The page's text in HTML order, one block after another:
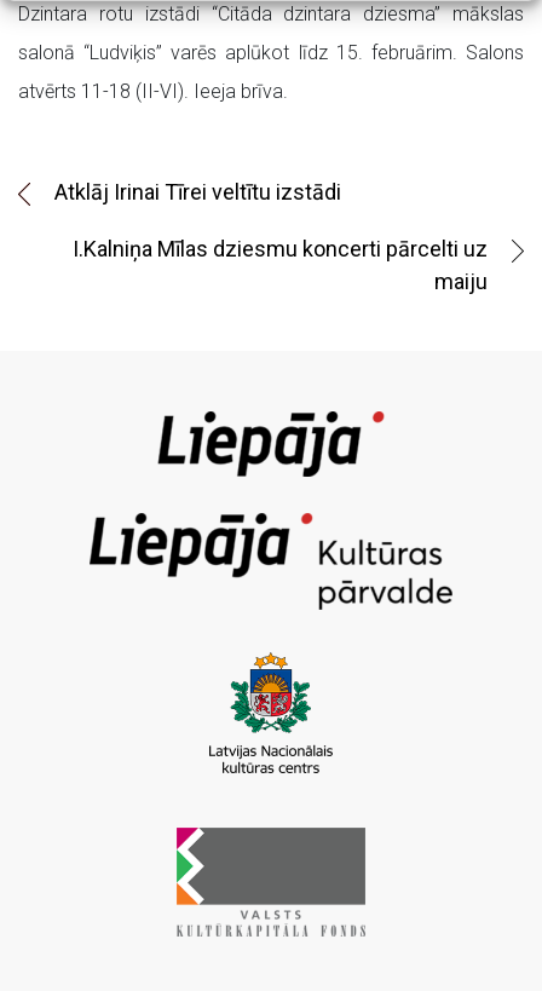
Dzintara rotu izstādi “Citāda dzintara dziesma” mākslas
salonā “Ludviķis” varēs aplūkot līdz 15. februārim. Salons
atvērts 11-18 (II-VI). Ieeja brīva.
Atklāj Irinai Tīrei veltītu izstādi
I.Kalniņa Mīlas dziesmu koncerti pārcelti uz
maiju